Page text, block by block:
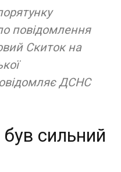
повідомлення
Скиток на
ДСНС
сильний